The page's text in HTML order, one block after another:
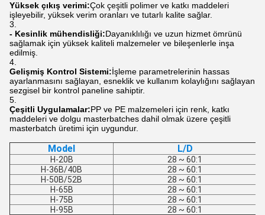
Yüksek çıkış verimi:Çok çeşitli polimer ve katkı maddeleri
işleyebilir, yüksek verim oranları ve tutarlı kalite sağlar.
- Kesinlik mühendisliği:Dayanıklılığı ve uzun hizmet ömrünü
sağlamak için yüksek kaliteli malzemeler ve bileşenlerle inşa
edilmiş.
Gelişmiş Kontrol Sistemi:İşleme parametrelerinin hassas
ayarlanmasını sağlayan, esneklik ve kullanım kolaylığını sağlayan
sezgisel bir kontrol paneline sahiptir.
Çeşitli Uygulamalar:PP ve PE malzemeleri için renk, katkı
maddeleri ve dolgu masterbatches dahil olmak üzere çeşitli
masterbatch üretimi için uygundur.
Model L/D
H-20B
28 ~ 60:1
H-36B/40B
28 ~ 60:1
H-50B/52B
28 ~ 60:1
H-65B
28 ~ 60:1
H-75B
28 ~ 60:1
H-95B
28 ~ 60:1